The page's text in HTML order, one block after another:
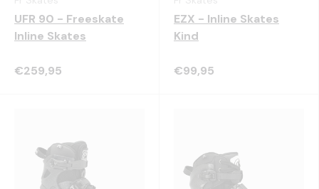
UFR 90 - Freeskate
Inline Skates
€259,95
EZX - Inline Skates
Kind
€99,95